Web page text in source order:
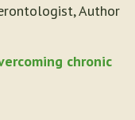
Author
chronic